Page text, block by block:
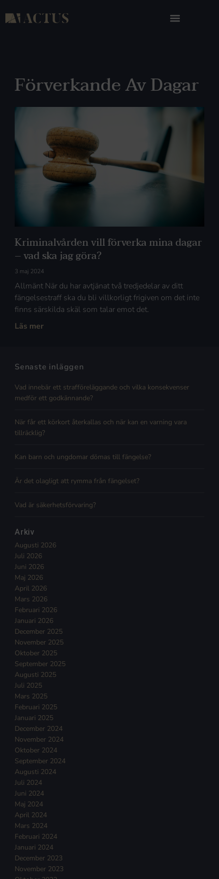
Förverkande Av Dagar
Kriminalvården vill förverka mina dagar
– vad ska jag göra?
3 maj 2024
Allmänt När du har avtjänat två tredjedelar av ditt
fängelsestraff ska du bli villkorligt frigiven om det inte
finns särskilda skäl som talar emot det.
Läs mer
Senaste inläggen
Vad innebär ett strafföreläggande och vilka konsekvenser
medför ett godkännande?
När får ett körkort återkallas och när kan en varning vara
tillräcklig?
Kan barn och ungdomar dömas till fängelse?
Är det olagligt att rymma från fängelset?
Vad är säkerhetsförvaring?
Arkiv
Augusti 2026
Juli 2026
Juni 2026
Maj 2026
April 2026
Mars 2026
Februari 2026
Januari 2026
December 2025
November 2025
Oktober 2025
September 2025
Augusti 2025
Juli 2025
Mars 2025
Februari 2025
Januari 2025
December 2024
November 2024
Oktober 2024
September 2024
Augusti 2024
Juli 2024
Juni 2024
Maj 2024
April 2024
Mars 2024
Februari 2024
Januari 2024
December 2023
November 2023